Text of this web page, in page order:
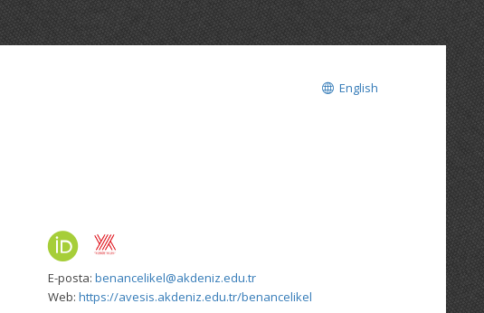
English
E-posta: benancelikel@akdeniz.edu.tr
Web: https://avesis.akdeniz.edu.tr/benancelikel